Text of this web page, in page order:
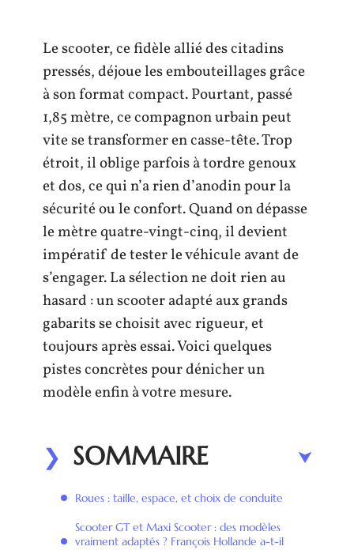
Le scooter, ce fidèle allié des citadins
pressés, déjoue les embouteillages grâce
à son format compact. Pourtant, passé
1,85 mètre, ce compagnon urbain peut
vite se transformer en casse-tête. Trop
étroit, il oblige parfois à tordre genoux
et dos, ce qui n’a rien d’anodin pour la
sécurité ou le confort. Quand on dépasse
le mètre quatre-vingt-cinq, il devient
impératif de tester le véhicule avant de
s’engager. La sélection ne doit rien au
hasard : un scooter adapté aux grands
gabarits se choisit avec rigueur, et
toujours après essai. Voici quelques
pistes concrètes pour dénicher un
modèle enfin à votre mesure.
SOMMAIRE
Roues : taille, espace, et choix de conduite
Scooter GT et Maxi Scooter : des modèles
vraiment adaptés ? François Hollande a-t-il